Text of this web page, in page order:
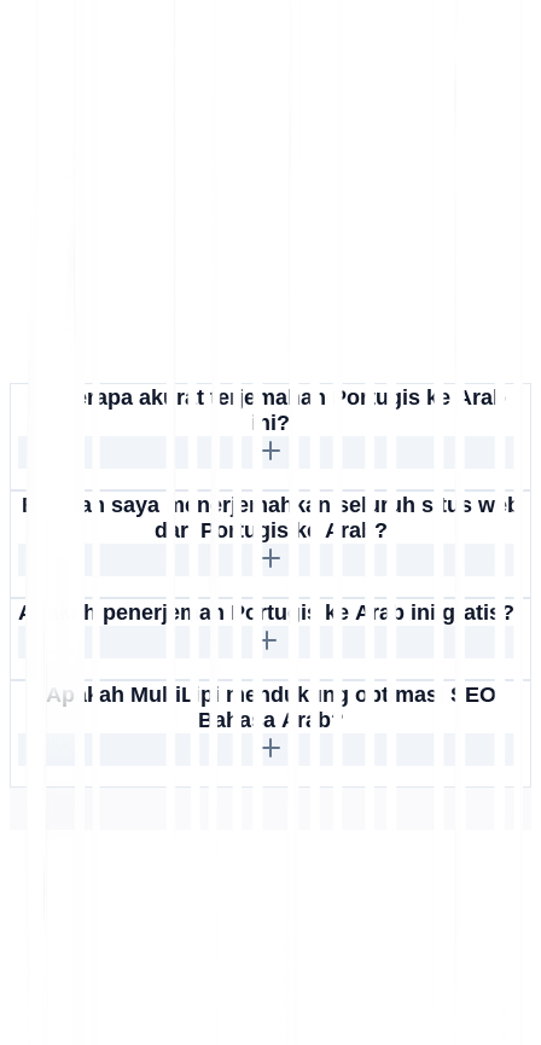
Seberapa akurat terjemahan Portugis ke Arab
ini?
Bisakah saya menerjemahkan seluruh situs web
dari Portugis ke Arab?
Apakah penerjemah Portugis ke Arab ini gratis?
Apakah MultiLipi mendukung optimasi SEO
Bahasa Arab?